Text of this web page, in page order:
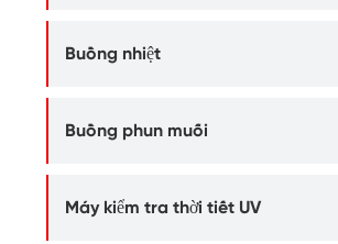
Buồng nhiệt
Buồng phun muối
Máy kiểm tra thời tiết UV